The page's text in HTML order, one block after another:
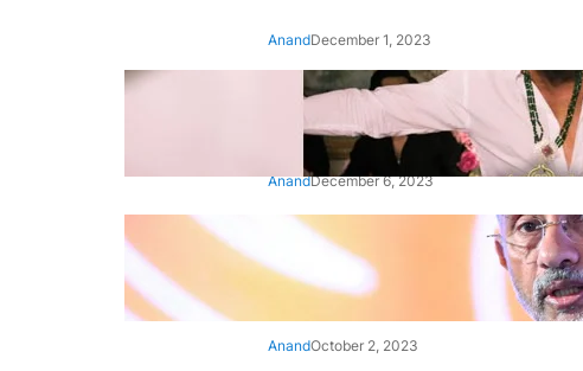
AnandDecember 1, 2023
‘Animal’: Bobby Deol’s entry
song ‘Jamal Kudu’ out now
AnandDecember 6, 2023
‘Architect Of Modern US-India
Relations’: Top Biden Officials
Praise For S Jaishankar
AnandOctober 2, 2023